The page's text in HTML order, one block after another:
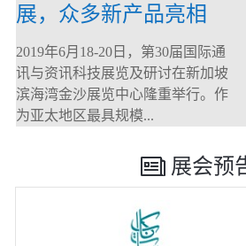
展，众多新产品亮相
CommunicAsia 2019
2019年6月18-20日，第30届国际通
讯与资讯科技展览及研讨在新加坡
滨海湾金沙展览中心隆重举行。作
为亚太地区最具规模...
展会预